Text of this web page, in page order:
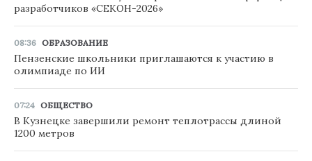
разработчиков «СЕКОН-2026»
08:36 ОБРАЗОВАНИЕ
Пензенские школьники приглашаются к участию в
олимпиаде по ИИ
07:24 ОБЩЕСТВО
В Кузнецке завершили ремонт теплотрассы длиной
1200 метров